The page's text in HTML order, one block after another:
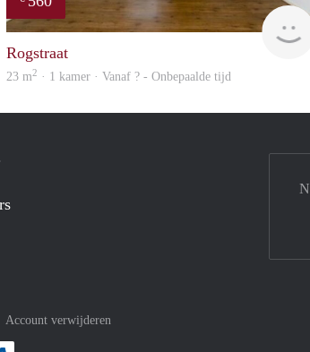
Rogstraat
23 m2 · 1 kamer · Vanaf ? - Onbepaalde tijd
Account verwijderen